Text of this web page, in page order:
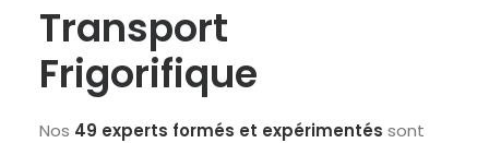
Transport
Frigorifique
Nos 49 experts formés et expérimentés sont